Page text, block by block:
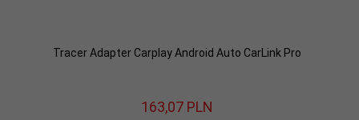
Tracer Adapter Carplay Android Auto CarLink Pro
163,07 PLN